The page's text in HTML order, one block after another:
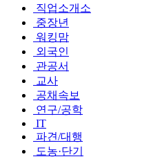
직업소개소
중장년
워킹맘
외국인
관공서
교사
공채속보
연구/공학
IT
파견/대행
도농·단기